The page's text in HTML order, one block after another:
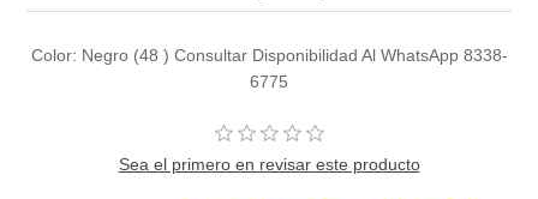
Color: Negro (48 ) Consultar Disponibilidad Al WhatsApp 8338-
6775
Sea el primero en revisar este producto